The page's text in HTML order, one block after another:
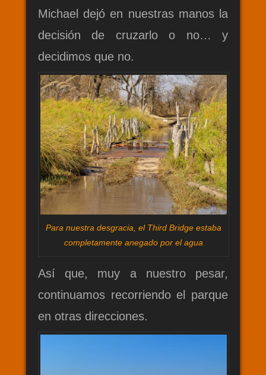
Michael dejó en nuestras manos la
decisión de cruzarlo o no… y
decidimos que no.
Para nuestra desgracia, el Third Bridge estaba
completamente anegado por el agua
Así que, muy a nuestro pesar,
continuamos recorriendo el parque
en otras direcciones.